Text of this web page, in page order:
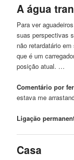
A água
Para ver
suas perspectivas
não retardatário
que é um
posição atual. …
Comentário por
estava me
Ligação
Casa